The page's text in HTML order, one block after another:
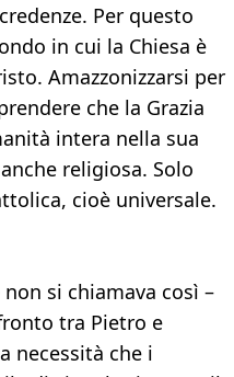
Per questo
in cui la Chiesa è
Amazzonizzarsi per
che la Grazia
intera nella sua
religiosa. Solo
cioè universale.
non si chiamava così –
tra Pietro e
necessità che i